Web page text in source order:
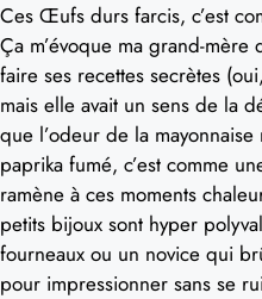
Ces Œufs durs farcis, c’est
Ça m’évoque ma grand-
faire ses recettes secrètes
mais elle avait un sens de la
que l’odeur de la
paprika fumé, c’est comme
ramène à ces moments
petits bijoux sont hyper
fourneaux ou un novice qui
pour impressionner sans se